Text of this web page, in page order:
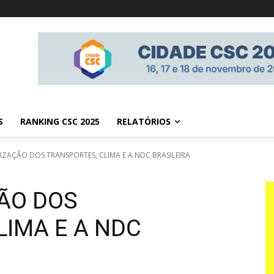
RANKING CSC 2025 RELATÓRIOS
DOS TRANSPORTES, CLIMA E A NDC BRASILEIRA
DOS
E A NDC